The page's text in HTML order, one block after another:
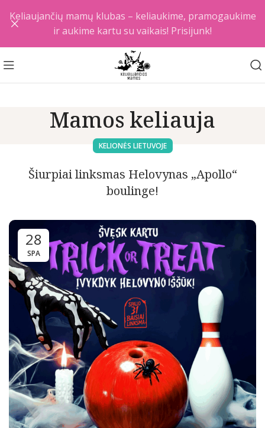
Mamos keliauja
KELIONĖS LIETUVOJE
Šiurpiai linksmas Helovynas „Apollo“
boulinge!
28
SPA
Keliaujančių mamų klubas – keliaukime, pramogaukime
ir aukime kartu su vaikais! Prisijunk!